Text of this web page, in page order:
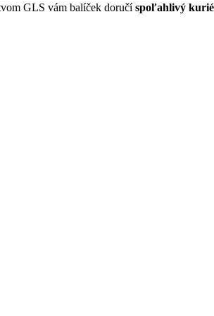
GLS vám balíček doručíspoľahlivý